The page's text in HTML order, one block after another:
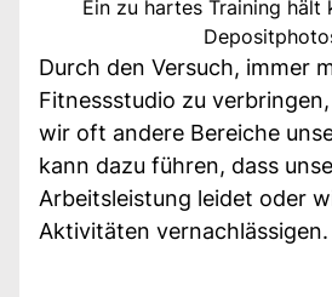
Ein zu hartes Training hält
Durch den Versuch, immer
Fitnessstudio zu
wir oft andere Bereiche
kann dazu führen, dass
Arbeitsleistung leidet oder
Aktivitäten vernachlässigen.